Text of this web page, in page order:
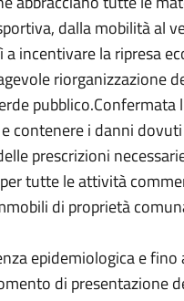
dalla mobilità al
incentivare la ripresa
riorganizzazione
pubblico.Confermata
contenere i danni
prescrizioni
tutte le attività
di proprietà
epidemiologica e
di presentazione